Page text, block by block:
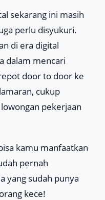
sekarang ini masih
perlu disyukuri.
di era digital
dalam mencari
door to door ke
cukup
pekerjaan
kamu manfaatkan
pernah
yang sudah punya
kece!